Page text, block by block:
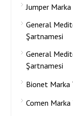
Jumper
General
Şartnamesi
General
Şartnamesi
Bionet Marka
Comen